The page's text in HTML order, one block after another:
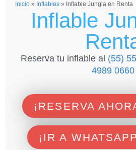
Inicio » Inflables » Inflable Jungla en Renta
Inflable
Reserva tu inflable al (55)
4989 0660
¡RESERVA
¡IR A